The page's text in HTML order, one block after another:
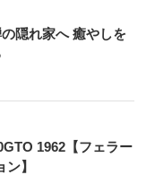
隠れ家へ 癒やしを
1962【フェラー
】